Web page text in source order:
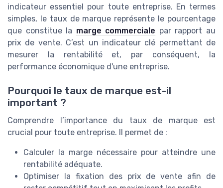
indicateur essentiel pour toute entreprise. En termes
simples, le taux de marque représente le pourcentage
que constitue la marge commerciale par rapport au
prix de vente. C’est un indicateur clé permettant de
mesurer la rentabilité et, par conséquent, la
performance économique d'une entreprise.
Pourquoi le taux de marque est-il
important ?
Comprendre l’importance du taux de marque est
crucial pour toute entreprise. Il permet de :
Calculer la marge nécessaire pour atteindre une
rentabilité adéquate.
Optimiser la fixation des prix de vente afin de